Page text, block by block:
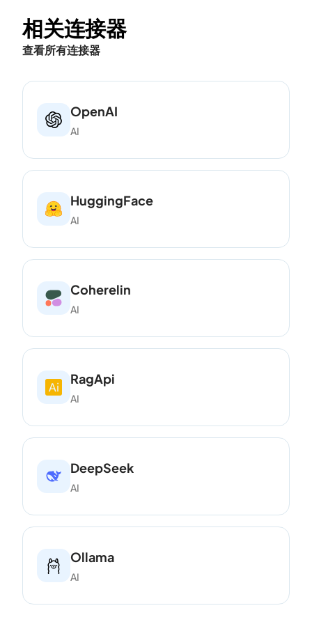
相关连接器
查看所有连接器
OpenAI
AI
HuggingFace
AI
Coherelin
AI
RagApi
AI
DeepSeek
AI
Ollama
AI